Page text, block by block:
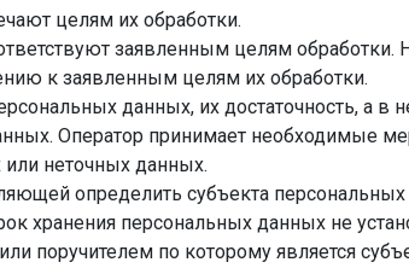
целям их обработки.
заявленным целям обработки.
к заявленным целям их обработки.
данных, их достаточность, а в
Оператор принимает необходимые
неточных данных.
определить субъекта
хранения персональных данных не
поручителем по которому является